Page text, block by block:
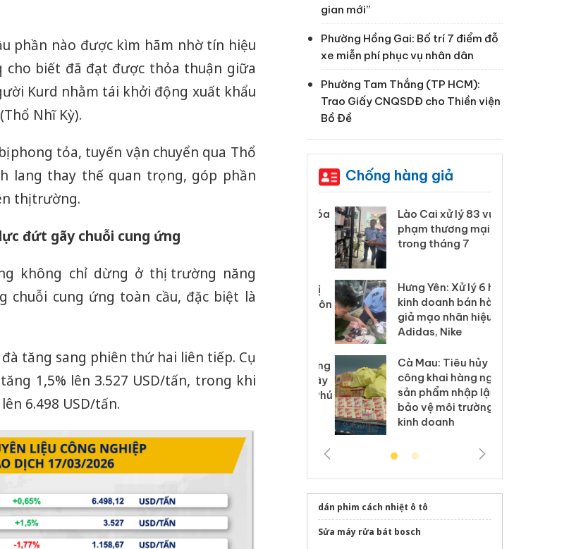
phần nào được kìm hãm nhờ tín hiệu
cho biết đã đạt được thỏa thuận giữa
Kurd nhằm tái khởi động xuất khẩu
Nhĩ Kỳ).
phong tỏa, tuyến vận chuyển qua Thổ
lang thay thế quan trọng, góp phần
thị trường.
đứt gãy chuỗi cung ứng
không chỉ dừng ở thị trường năng
chuỗi cung ứng toàn cầu, đặc biệt là
tăng sang phiên thứ hai liên tiếp. Cụ
1,5% lên 3.527 USD/tấn, trong khi
6.498 USD/tấn.
gian mới”
Phường Hồng Gai: Bố trí 7 điểm đỗ
xe miễn phí phục vụ nhân dân
Phường Tam Thắng (TP HCM):
Trao Giấy CNQSDĐ cho Thiền viện
Bồ Đề
Chống hàng giả
Thanh Hóa: Tìm bị
hại trong vụ án buôn
An Giang: Đối tượng
chủ mưu đường dây
Lào Cai xử lý 83 vụ vi
phạm thương mại
trong tháng 7
Hưng Yên: Xử lý 6 hộ
kinh doanh bán hàng
giả mạo nhãn hiệu
Adidas, Nike
Cà Mau: Tiêu hủy
công khai hàng ngàn
sản phẩm nhập lậu,
bảo vệ môi trường
kinh doanh
dán phim cách nhiệt ô tô
Sửa máy rửa bát bosch